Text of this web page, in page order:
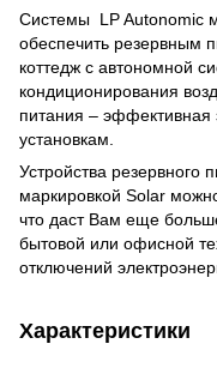
Системы LP Autonomic
обеспечить резервным
коттедж с автономной
кондиционирования
питания – эффективная
установкам.
Устройства резервного
маркировкой Solar
что даст Вам еще
бытовой или офисной
отключений
Характеристики